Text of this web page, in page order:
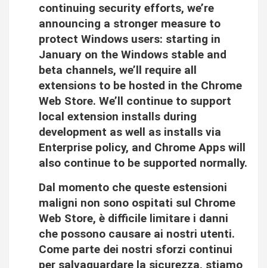
continuing security efforts, we’re
announcing a stronger measure to
protect Windows users: starting in
January on the Windows stable and
beta channels, we’ll require all
extensions to be hosted in the Chrome
Web Store. We’ll continue to support
local extension installs during
development as well as installs via
Enterprise policy, and Chrome Apps will
also continue to be supported normally.
Dal momento che queste estensioni
maligni non sono ospitati sul Chrome
Web Store, è difficile limitare i danni
che possono causare ai nostri utenti.
Come parte dei nostri sforzi continui
per salvaguardare la sicurezza, stiamo